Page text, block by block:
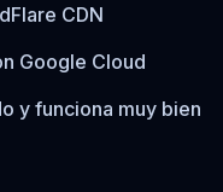
CDN
Google Cloud
y funciona muy bien